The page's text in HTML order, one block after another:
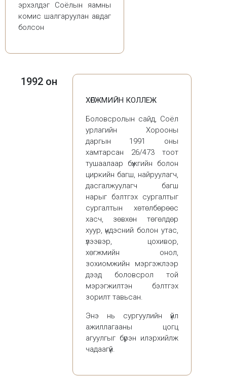
эрхэлдэг Соёлын яамны
комис шалгаруулан авдаг
болсон
1992 он
ХӨГЖМИЙН КОЛЛЕЖ
Боловсролын сайд, Соёл
урлагийн Хорооны
даргын 1991 оны
хамтарсан 26/473 тоот
тушаалаар бүжгийн болон
циркийн багш, найруулагч,
дасгалжуулагч багш
нарыг бэлтгэх сургалтыг
сургалтын хөтөлбөрөөс
хасч, зөвхөн төгөлдөр
хуур, үндэсний болон утас,
үлээвэр, цохивор,
хөгжмийн онол,
зохиомжийн мэргэжлээр
дээд боловсрол той
мэрэгжилтэн бэлтгэх
зорилт тавьсан.
Энэ нь сургуулийн үйл
ажиллагааны цогц
агуулгыг бүрэн илэрхийлж
чадаагүй.